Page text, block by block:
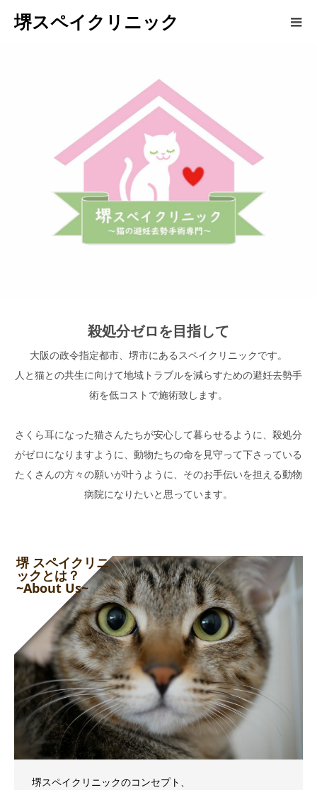
堺スペイクリニック
殺処分ゼロを目指して
大阪の政令指定都市、堺市にあるスペイクリニックです。
人と猫との共生に向けて地域トラブルを減らすための避妊去勢手
術を低コストで施術致します。
さくら耳になった猫さんたちが安心して暮らせるように、殺処分
がゼロになりますように、動物たちの命を見守って下さっている
たくさんの方々の願いが叶うように、そのお手伝いを担える動物
病院になりたいと思っています。
堺 スペイクリニ
ックとは？
~About Us~
堺スペイクリニックのコンセプト、